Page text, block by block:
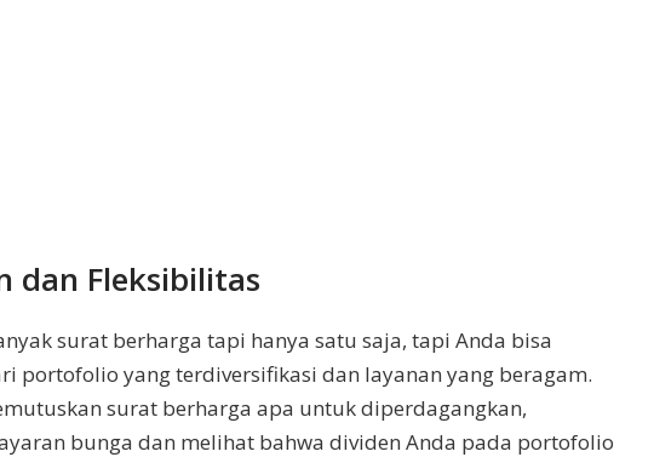
dan Fleksibilitas
surat berharga tapi hanya satu saja, tapi Anda bisa
portofolio yang terdiversifikasi dan layanan yang beragam.
surat berharga apa untuk diperdagangkan,
bunga dan melihat bahwa dividen Anda pada portofolio